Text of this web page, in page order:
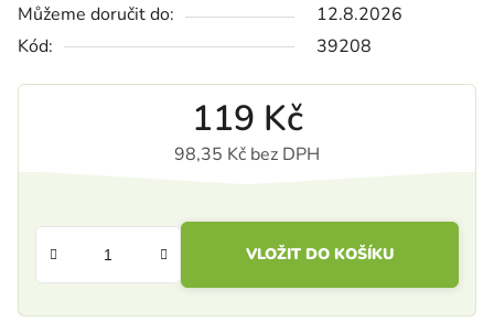
Můžeme doručit do:
12.8.2026
Kód:
39208
119 Kč
98,35 Kč bez DPH
VLOŽIT DO KOŠÍKU